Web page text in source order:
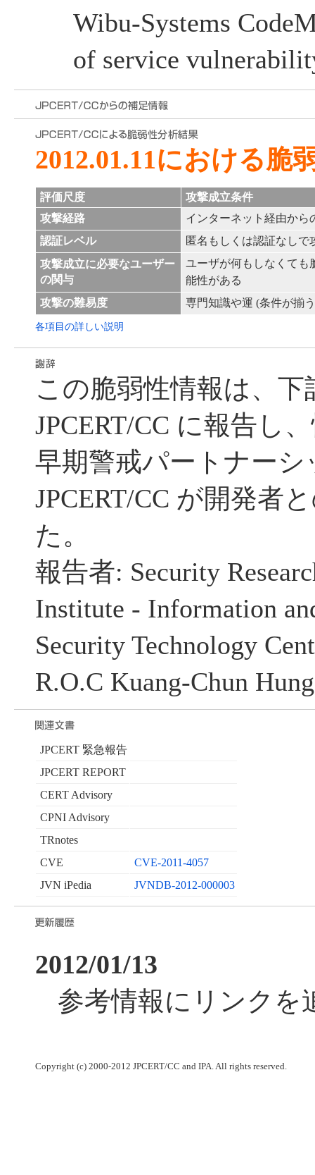
Wibu-Systems
of service
2012.01.11における脆
評価尺度
攻撃成立条件
攻撃経路
インターネット経由から
認証レベル
匿名もしくは認証なしで
攻撃成立に必要なユーザー
の関与
ユーザが何もしなくても
能性がある
攻撃の難易度
専門知識や運 (条件が揃
各項目の詳しい説明
この脆弱性情報は、下
JPCERT/CC に報告し
早期警戒パートナー
JPCERT/CC が開発者
た。
報告者: Security
Institute - Information
Security Technology
R.O.C Kuang-Chun
JPCERT 緊急報告
JPCERT REPORT
CERT Advisory
CPNI Advisory
TRnotes
CVE
CVE-2011-4057
JVN iPedia
JVNDB-2012-000003
2012/01/13
参考情報にリンクを
Copyright (c) 2000-2012 JPCERT/CC and IPA. All rights reserved.